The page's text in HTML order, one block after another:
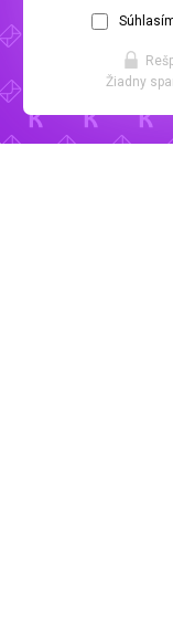
Žiadny